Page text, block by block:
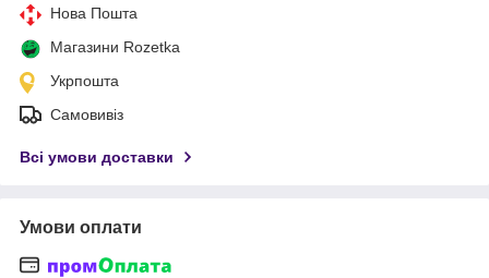
Нова Пошта
Магазини Rozetka
Укрпошта
Самовивіз
Всі умови доставки
Умови оплати